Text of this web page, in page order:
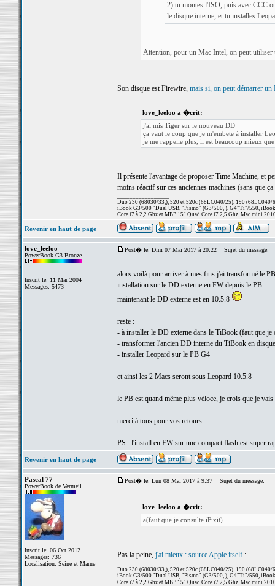
2) tu montes l'ISO, puis avec CCC
le disque interne, et tu installes
Attention, pour un Mac Intel, on peut utiliser
Son disque est Firewire, mais si, on peut démarrer
love_leeloo a �crit:
j'ai mis Tiger sur le nouveau DD
ça vaut le coup que je m'embete à installer
je me rappelle plus, il est beaucoup mieux
Il présente l'avantage de proposer Time Machine, et
moins réactif sur ces anciennes machines (sans que
Duo 230 (68030/33,), 520 et 520c (68LC040/25), 190 (68LC040/
iBook G3/500 "Dual USB, "Pismo" (G3/500, ), G4"Ti"/550,
Core i7 à 2,2 Ghz et MBP 15" Quad Core i7 2,5 Ghz, Mac mini
Revenir en haut de page
love_leeloo
PowerBook G3 Bronze
Inscrit le: 11 Mar 2004
Messages: 5473
Post� le: Dim 07 Mai 2017 à 20:22 Sujet du message:
alors voilà pour arriver à mes fins j'ai transformé le
installation sur le DD externe en FW depuis le PB
maintenant le DD externe est en 10.5.8
reste :
- à installer le DD externe dans le TiBook (faut que
- transformer l'ancien DD interne du TiBook en
- installer Leopard sur le PB G4
et ainsi les 2 Macs seront sous Leopard 10.5.8
le PB est quand même plus véloce, je crois que je
merci à tous pour vos retours
PS : l'install en FW sur une compact flash est super
Revenir en haut de page
Pascal 77
PowerBook de Vermeil
Inscrit le: 06 Oct 2012
Messages: 736
Localisation: Seine et Marne
Post� le: Lun 08 Mai 2017 à 9:37 Sujet du message:
love_leeloo a �crit:
a(faut que je consulte iFixit)
Pas la peine, j'ai mieux : source Apple itself:
Duo 230 (68030/33,), 520 et 520c (68LC040/25), 190 (68LC040/
iBook G3/500 "Dual USB, "Pismo" (G3/500, ), G4"Ti"/550,
Core i7 à 2,2 Ghz et MBP 15" Quad Core i7 2,5 Ghz, Mac mini